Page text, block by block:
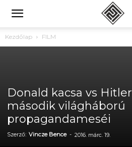
Kezdőlap FILM
Donald kacsa vs
második világháború
propagandameséi
Szerző: Vincze Bence - 2016. márc. 19.